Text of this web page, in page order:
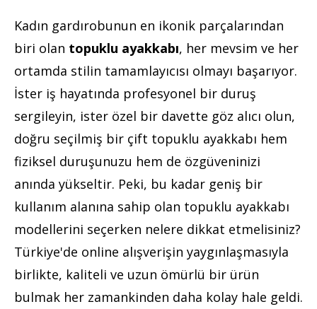
Kadın gardırobunun en ikonik parçalarından
biri olan topuklu ayakkabı, her mevsim ve her
ortamda stilin tamamlayıcısı olmayı başarıyor.
İster iş hayatında profesyonel bir duruş
sergileyin, ister özel bir davette göz alıcı olun,
doğru seçilmiş bir çift topuklu ayakkabı hem
fiziksel duruşunuzu hem de özgüveninizi
anında yükseltir. Peki, bu kadar geniş bir
kullanım alanına sahip olan topuklu ayakkabı
modellerini seçerken nelere dikkat etmelisiniz?
Türkiye'de online alışverişin yaygınlaşmasıyla
birlikte, kaliteli ve uzun ömürlü bir ürün
bulmak her zamankinden daha kolay hale geldi.